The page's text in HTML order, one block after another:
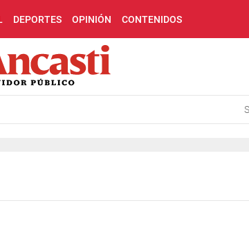
DEPORTES OPINIÓN CONTENIDOS